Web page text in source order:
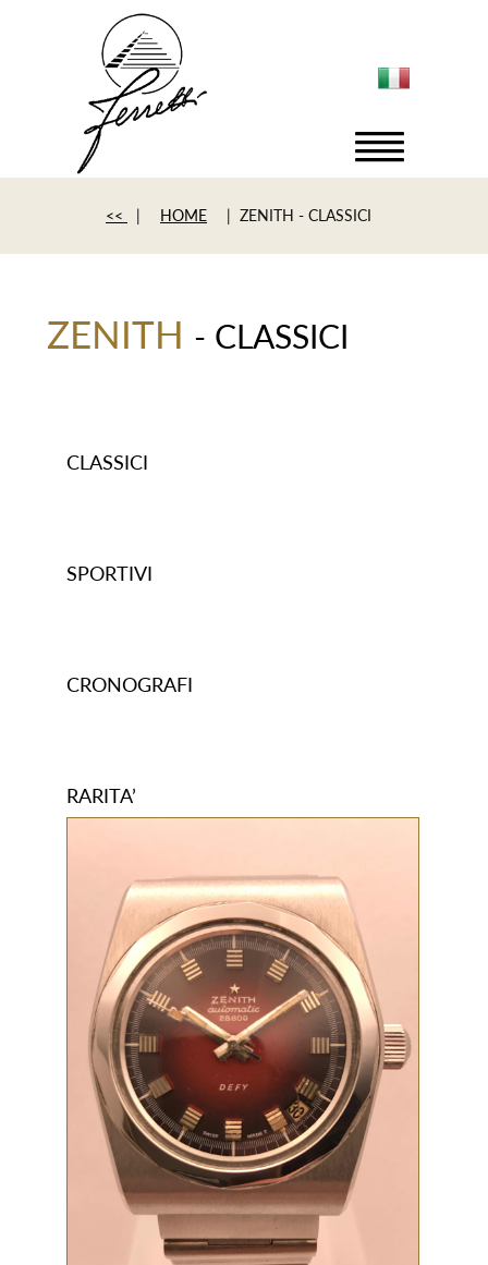
<< | HOME | ZENITH - CLASSICI
ZENITH - CLASSICI
CLASSICI
SPORTIVI
CRONOGRAFI
RARITA’